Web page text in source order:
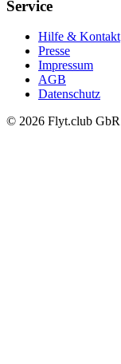
Service
Hilfe & Kontakt
Presse
Impressum
AGB
Datenschutz
© 2026 Flyt.club GbR